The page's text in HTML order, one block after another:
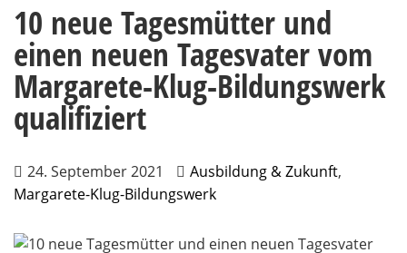
10 neue Tagesmütter und
einen neuen Tagesvater vom
Margarete-Klug-Bildungswerk
qualifiziert
24. September 2021 Ausbildung & Zukunft,
Margarete-Klug-Bildungswerk